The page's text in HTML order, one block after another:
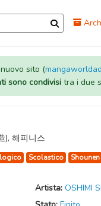
sito (
sono condivisitra i due
), 해피니스
Scolastico Shounen
Artista: OSHIMI